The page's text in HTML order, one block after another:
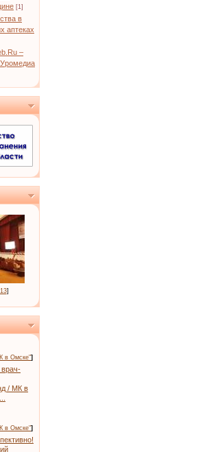
[1]
в
аптеках
–
]
в Омске"]
врач-
/ МК в
в Омске"]